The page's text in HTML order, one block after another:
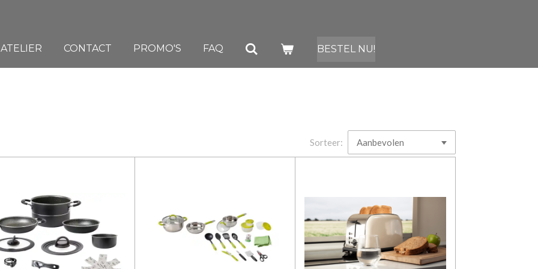
ATELIER CONTACT PROMO'S FAQ BESTEL NU!
Sorteer: